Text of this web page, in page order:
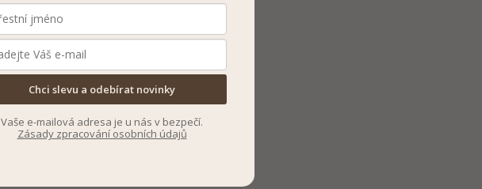
Chci slevu a odebírat novinky
Vaše e-mailová adresa je u nás v bezpečí.
Zásady zpracování osobních údajů